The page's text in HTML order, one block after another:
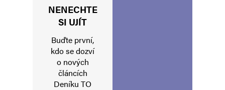
Navigace pro komentáře
Starší komentáře
Napsat komentář
Vaše e-mailová adresa nebude zveřejněna.
NENECHTE
SI UJÍT
Buďte první,
kdo se dozví
o nových
článcích
Deníku TO